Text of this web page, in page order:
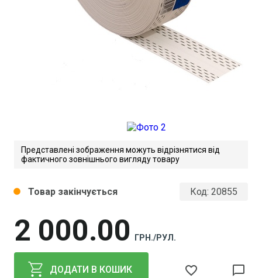
Представлені зображення можуть відрізнятися від
фактичного зовнішнього вигляду товару
Код: 20855
2 000 00 ГРН./РУЛ.
circle Товар закінчується
ДОДАТИ В КОШИК favorite_border chat_bubble_outline